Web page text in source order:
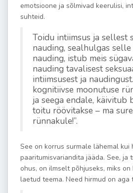
emotsioone ja sõlmivad keerulisi,
suhteid.
Toidu intiimsus ja sellest
nauding, sealhulgas
nauding, istub meis
nauding tavalisest
intiimsusest ja
kognitiivse moonutuse
ja seega endale, käivitub
toitu röövitakse – ma
rünnakule!”.
See on korrus surmale lähemal kui
paaritumisvariandita jääda. See, ja
ohus, on ilmselt põhjuseks, miks
laetud teema. Need hirmud on aga